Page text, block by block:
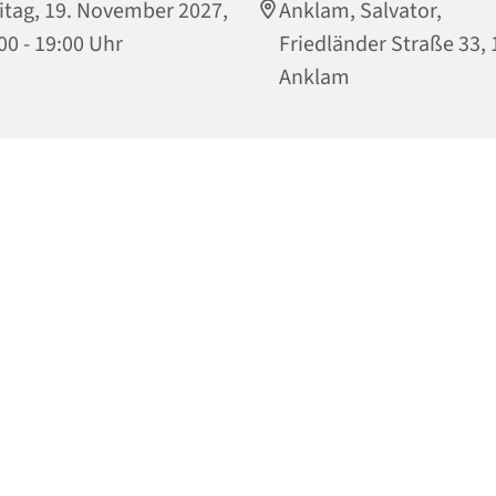
19. November 2027,
- 19:00 Uhr
Anklam, Salvator,
Friedländer Straße 33,
Anklam